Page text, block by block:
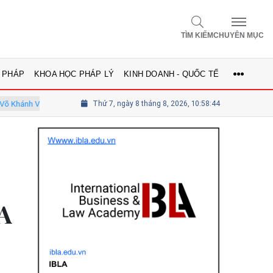
TÌM KIẾMCHUYÊN MỤC
KHOA HỌC PHÁP LÝ KINH DOANH - QUỐC TẾ
- Ủy viên Hội đồng Tổng biên tập Lê Thị Mai Phương - Ủy viên
Thứ 7, ngày 8 tháng 8, 2026, 10:58:45